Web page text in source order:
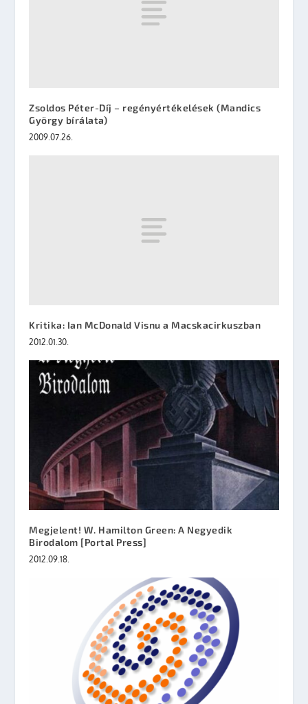
Zsoldos Péter-Díj – regényértékelések (Mandics
György bírálata)
2009.07.26.
Kritika: Ian McDonald Visnu a Macskacirkuszban
2012.01.30.
Megjelent! W. Hamilton Green: A Negyedik
Birodalom [Portal Press]
2012.09.18.